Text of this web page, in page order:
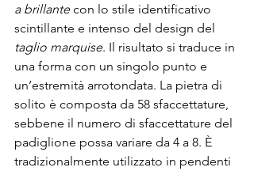
a brillante con lo stile identificativo
scintillante e intenso del design del
taglio marquise. Il risultato si traduce in
una forma con un singolo punto e
un’estremità arrotondata. La pietra di
solito è composta da 58 sfaccettature,
sebbene il numero di sfaccettature del
padiglione possa variare da 4 a 8. È
tradizionalmente utilizzato in pendenti